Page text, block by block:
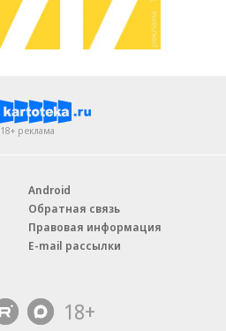
18+ реклама
Android
Обратная связь
Правовая информация
E-mail рассылки
18+